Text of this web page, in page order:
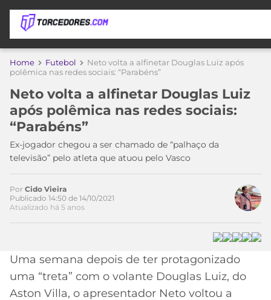
APOSTAS
DE
APOSTA
MELHORES
SITES
DE
APOSTAS
2026
BETBOOM
CÓDIGO
COPA
DO
MUNDO
TIMES
MEU
TIME
PALMEIRAS
CORINTHIANS
CAMPEONATOS
SÉRIE
A
ESPORTIVA
MERCADO
Home Futebol
Neto volta a alfinetar Douglas Luiz após
polêmica nas redes sociais: “Parabéns”
Neto volta a alfinetar Douglas Luiz
após polêmica nas redes sociais:
“Parabéns”
Ex-jogador chegou a ser chamado de “palhaço da
televisão” pelo atleta que atuou pelo Vasco
Acesse o perfil do autor
no Twitter
Por Cido Vieira
Publicado 14:50 de 14/10/2021
Atualizado há 5 anos
Uma semana depois de ter protagonizado
uma “treta” com o volante Douglas Luiz, do
Aston Villa, o apresentador Neto voltou a